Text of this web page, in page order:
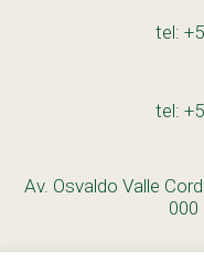
tel:
tel:
Av. Osvaldo Valle
000